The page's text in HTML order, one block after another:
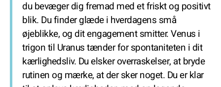
du bevæger dig fremad med et friskt og positivt
blik. Du finder glæde i hverdagens små
øjeblikke, og dit engagement smitter. Venus i
trigon til Uranus tænder for spontaniteten i dit
kærlighedsliv. Du elsker overraskelser, at bryde
rutinen og mærke, at der sker noget. Du er klar